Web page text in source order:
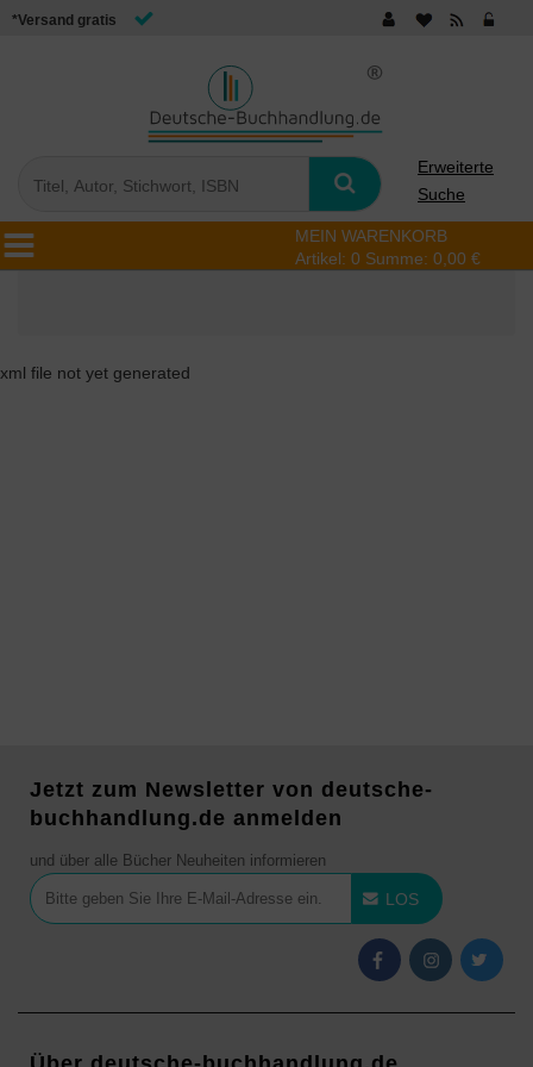
*Versand gratis
Erweiterte
Suche
MEIN WARENKORB
Artikel: 0 Summe: 0,00 €
xml file not yet generated
Jetzt zum Newsletter von deutsche-
buchhandlung.de anmelden
und über alle Bücher Neuheiten informieren
LOS